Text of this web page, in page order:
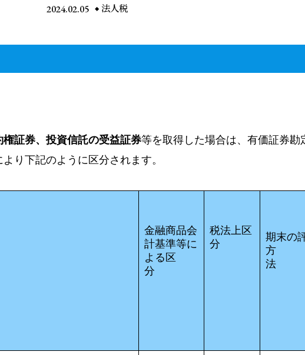
2024.02.05 法人税
証券、投資信託の受益証券等を取得した場合は、有価証券勘
り下記のように区分されます。
金融商品会
計基準等に
よる区
分
税法上区
分
期末の
方